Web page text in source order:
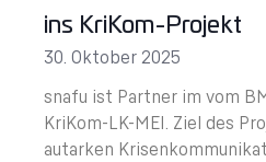
ins KriKom-Projekt
30. Oktober 2025
snafu ist Partner im vom
KriKom-LK-MEI. Ziel des
autarken